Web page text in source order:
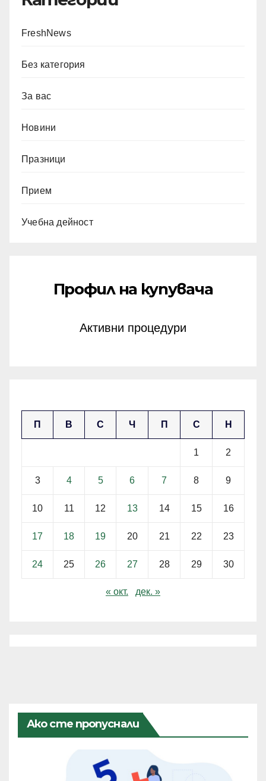
FreshNews
Без категория
За вас
Новини
Празници
Прием
Учебна дейност
Профил на купувача
Активни процедури
П В С Ч П С Н
1 2
3 4 5 6 7 8 9
10 11 12 13 14 15 16
17 18 19 20 21 22 23
24 25 26 27 28 29 30
« окт. дек. »
Ако сте пропуснали